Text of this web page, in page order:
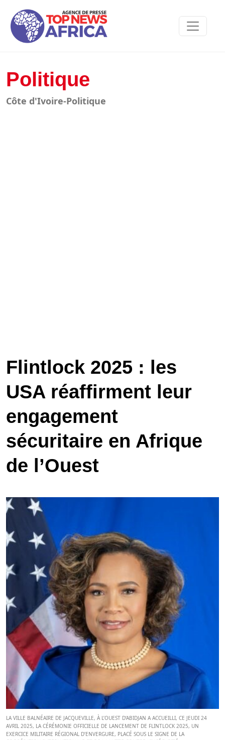
Politique
Côte d'Ivoire-Politique
Flintlock 2025 : les
USA réaffirment leur
engagement
sécuritaire en Afrique
de l’Ouest
LA VILLE BALNÉAIRE DE JACQUEVILLE, À L’OUEST D’ABIDJAN A ACCUEILLI, CE JEUDI 24
AVRIL 2025, LA CÉRÉMONIE OFFICIELLE DE LANCEMENT DE FLINTLOCK 2025, UN
EXERCICE MILITAIRE RÉGIONAL D’ENVERGURE, PLACÉ SOUS LE SIGNE DE LA